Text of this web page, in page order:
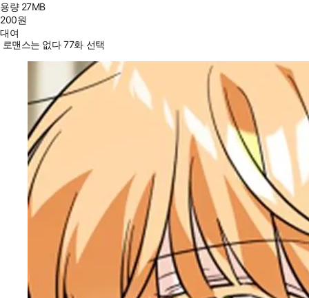
용량 27MB
200원
대여
로맨스는 없다 77화 선택